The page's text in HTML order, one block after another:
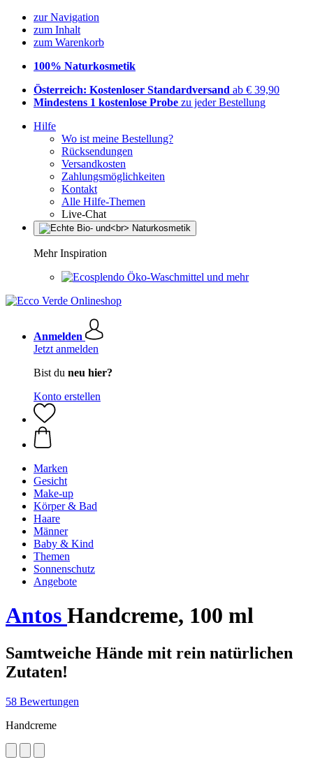
zur Navigation
zum Inhalt
zum Warenkorb
100% Naturkosmetik
Österreich: Kostenloser Standardversand ab € 39,90
Mindestens 1 kostenlose Probe zu jeder Bestellung
Hilfe
Wo ist meine Bestellung?
Rücksendungen
Versandkosten
Zahlungsmöglichkeiten
Kontakt
Alle Hilfe-Themen
Live-Chat
Mehr Inspiration
Öko-Waschmittel und mehr
Anmelden
Jetzt anmelden
Bist du neu hier?
Konto erstellen
Marken
Gesicht
Make-up
Körper & Bad
Haare
Männer
Baby & Kind
Themen
Sonnenschutz
Angebote
Antos Handcreme, 100 ml
Samtweiche Hände mit rein natürlichen
Zutaten!
58 Bewertungen
Handcreme